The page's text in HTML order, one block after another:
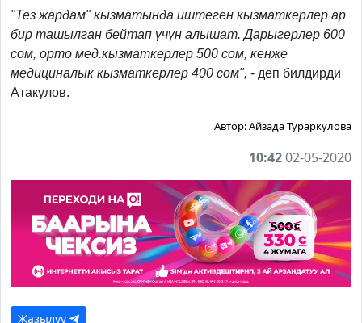
"Тез жардам" кызматында иштеген кызматкерлер ар
бир ташылган бейтап үчүн алышат. Дарыгерлер 600
сом, орто мед.кызматкерлер 500 сом, кенже
медициналык кызматкерлер 400 сом", - деп билдирди
Атакулов.
Автор:Айзада Тураркулова
10:4202-05-2020
Жазылуу